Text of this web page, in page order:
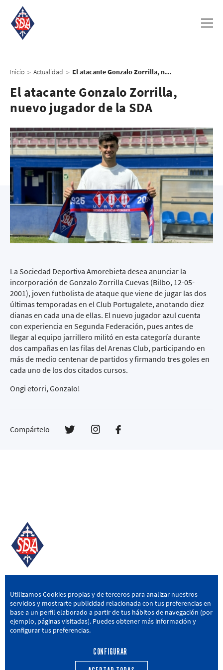
Inicio > Actualidad > El atacante Gonzalo Zorrilla, nuevo jugador de la SDA
El atacante Gonzalo Zorrilla,
nuevo jugador de la SDA
La Sociedad Deportiva Amorebieta desea anunciar la
incorporación de Gonzalo Zorrilla Cuevas (Bilbo, 12-05-
2001), joven futbolista de ataque que viene de jugar las dos
últimas temporadas en el Club Portugalete, anotando diez
dianas en cada una de ellas. El nuevo jugador azul cuenta
con experiencia en Segunda Federación, pues antes de
llegar al equipo jarrillero militó en esta categoría durante
dos campañas en las filas del Arenas Club, participando en
más de medio centenar de partidos y firmando tres goles en
cada uno de los dos citados cursos.
Ongi etorri, Gonzalo!
Compártelo
SD AMOREBIETA
San Miguel Kalea, 16, 48340 Amorebieta, Bizkaia
946 604 751 | sda@sdamorebieta.eus
Utilizamos Cookies propias y de terceros para analizar nuestros
servicios y mostrarte publicidad relacionada con tus preferencias en
base a un perfil elaborado a partir de tus hábitos de navegación (por
ejemplo, páginas visitadas). Puedes obtener más información y
configurar tus preferencias.
CONFIGURAR